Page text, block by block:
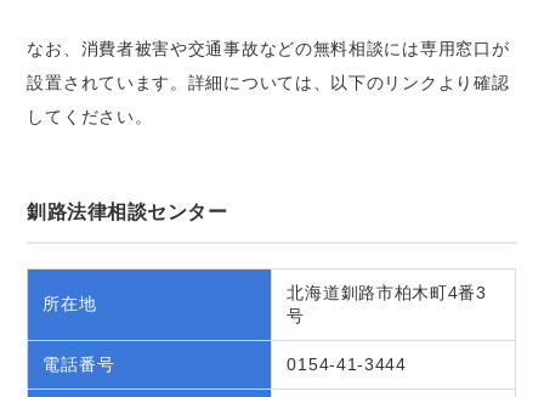
なお、消費者被害や交通事故などの無料相談には専用窓口が
設置されています。詳細については、以下のリンクより確認
してください。
釧路法律相談センター
所在地
北海道釧路市柏木町4番3
号
電話番号 0154-41-3444